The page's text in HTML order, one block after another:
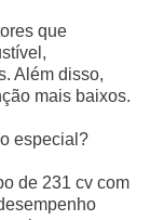
que
Além disso,
mais baixos.
especial?
de 231 cv com